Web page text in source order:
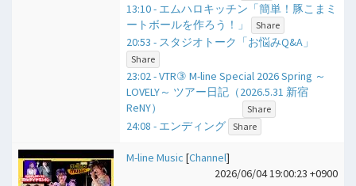
13:10 - エムハロキッチン「簡単！豚こまミ
ートボールを作ろう！」
Share
20:53 - スタジオトーク「お悩みQ&A」
Share
23:02 - VTR③ M-line Special 2026 Spring ～
LOVELY～ ツアー日記（2026.5.31 新宿
ReNY）
Share
24:08 - エンディング Share
M-line Music [Channel]
2026/06/04 19:00:23 +0900